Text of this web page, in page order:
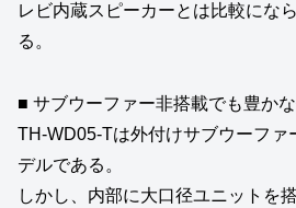
レビ内蔵スピーカーとは比較にな
る。
■ サブウーファー非搭載でも豊か
TH‑WD05‑Tは外付けサブウーフ
デルである。
しかし、内部に大口径ユニットを